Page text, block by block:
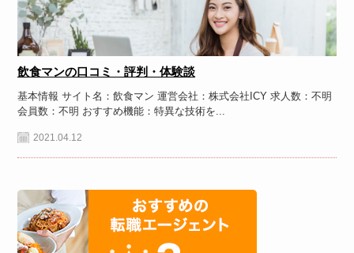
飲食マンの口コミ・評判・体験談
基本情報 サイト名：飲食マン 運営会社：株式会社ICY 求人数：不明
会員数：不明 おすすめ機能：特異な技術を...
2021.04.12